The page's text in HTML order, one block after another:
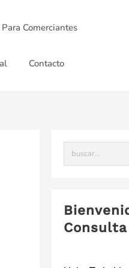
Comerciantes
Contacto
Consulta